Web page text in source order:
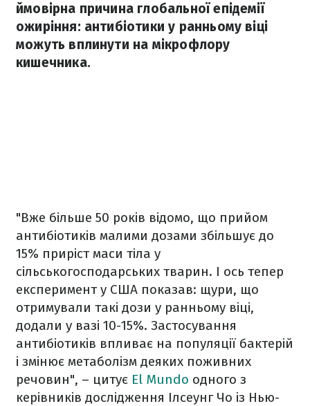
ймовірна причина глобальної епідемії
ожиріння: антибіотики у ранньому віці
можуть вплинути на мікрофлору
кишечника.
"Вже більше 50 років відомо, що прийом
антибіотиків малими дозами збільшує до
15% приріст маси тіла у
сільськогосподарських тварин. І ось тепер
експеримент у США показав: щури, що
отримували такі дози у ранньому віці,
додали у вазі 10-15%. Застосування
антибіотиків впливає на популяції бактерій
і змінює метаболізм деяких поживних
речовин", – цитує El Mundo одного з
керівників дослідження Ілсеунг Чо із Нью-